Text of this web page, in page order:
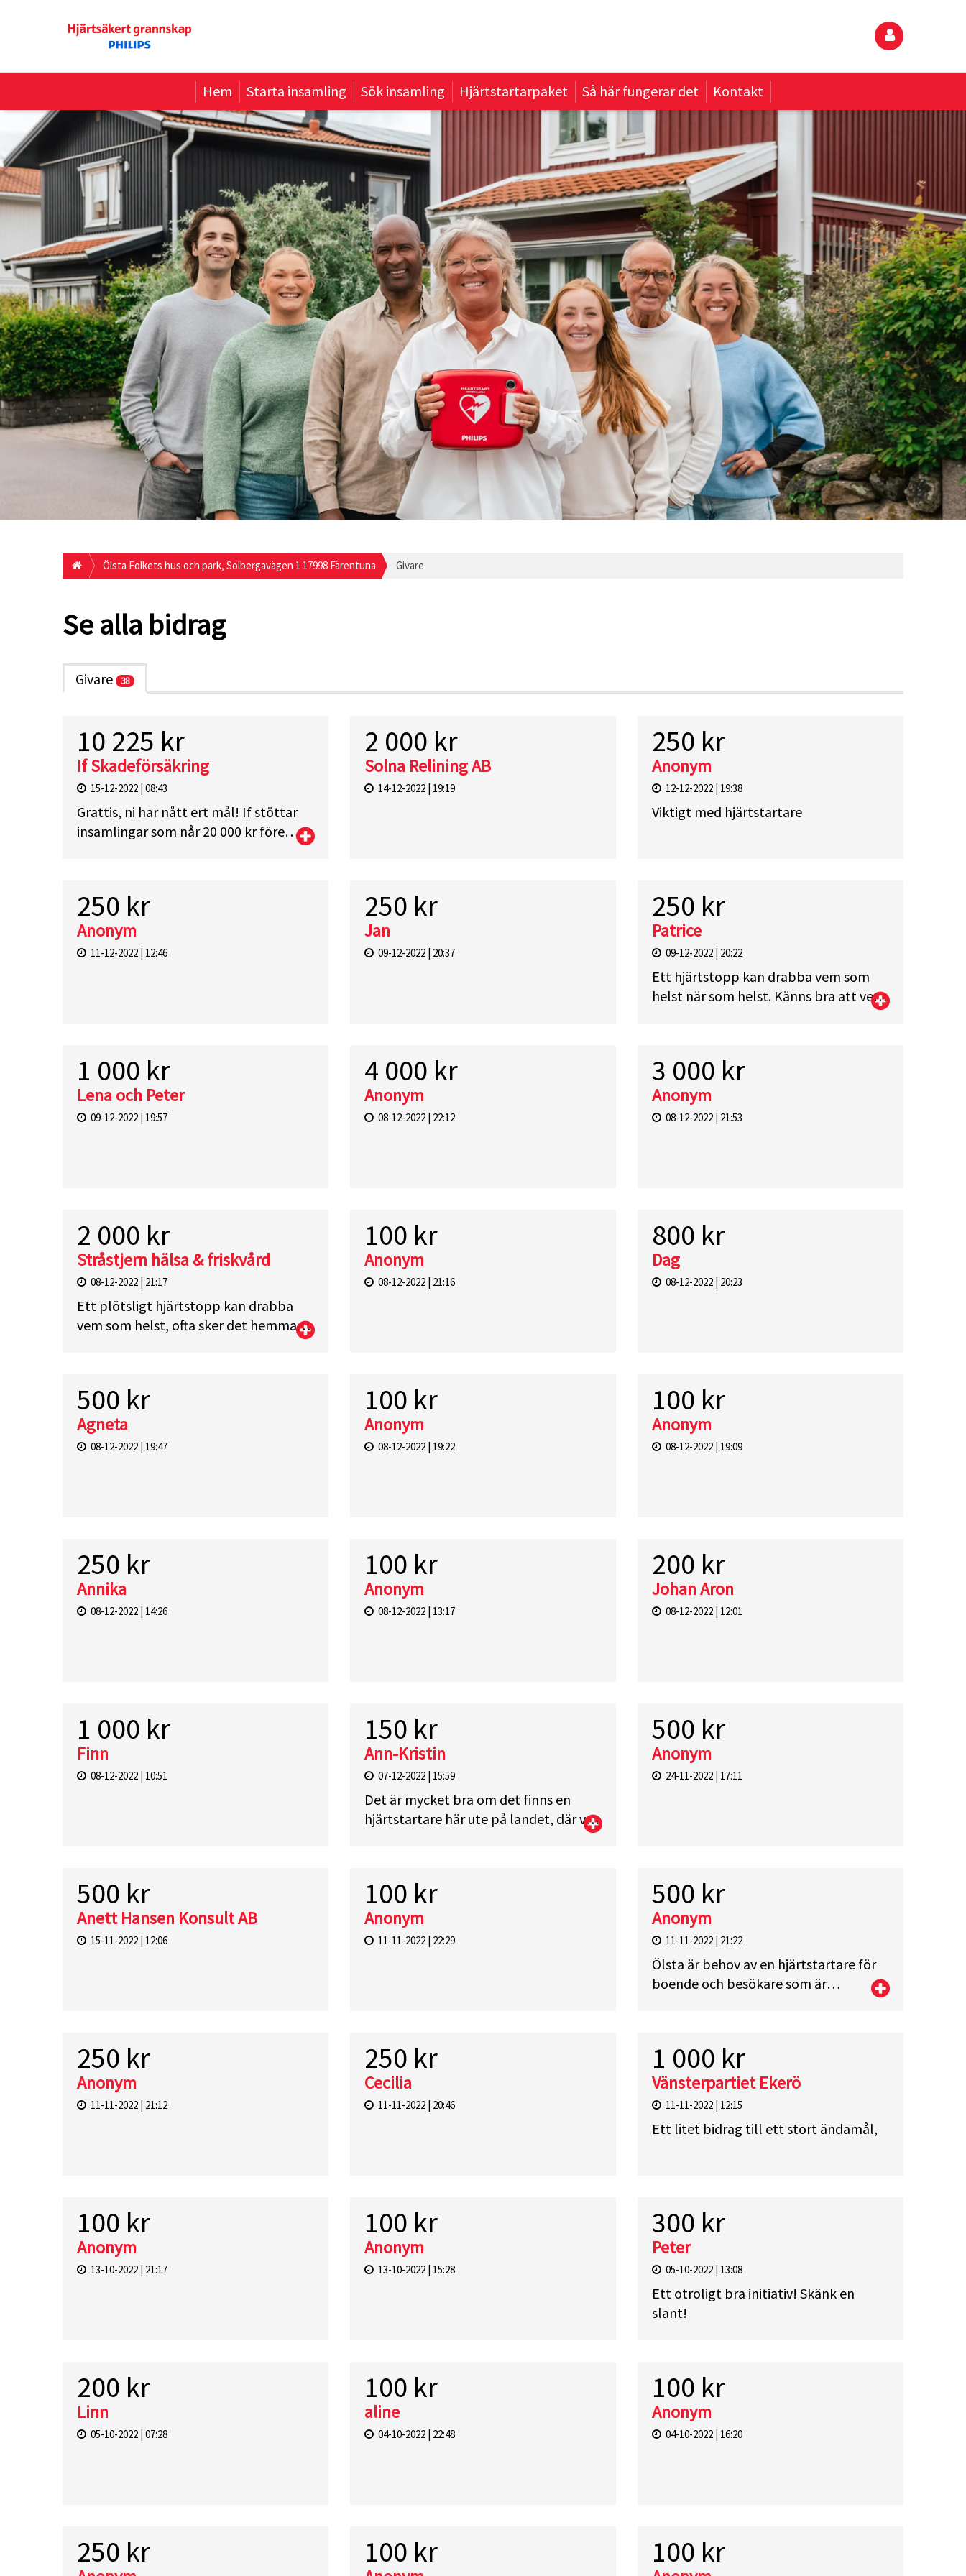
Hem Starta insamling Sök insamling Hjärtstartarpaket Så här fungerar det Kontakt
Ölsta Folkets hus och park, Solbergavägen 1 17998 Färentuna Givare
Se alla bidrag
Givare 38
10 225 kr
If Skadeförsäkring
15-12-2022 | 08:43
Grattis, ni har nått ert mål! If stöttar
insamlingar som når 20 000 kr före
2 000 kr
Solna Relining AB
14-12-2022 | 19:19
250 kr
Anonym
12-12-2022 | 19:38
Viktigt med hjärtstartare
250 kr
Anonym
11-12-2022 | 12:46
250 kr
Jan
09-12-2022 | 20:37
250 kr
Patrice
09-12-2022 | 20:22
Ett hjärtstopp kan drabba vem som
helst när som helst. Känns bra att veta
1 000 kr
Lena och Peter
09-12-2022 | 19:57
4 000 kr
Anonym
08-12-2022 | 22:12
3 000 kr
Anonym
08-12-2022 | 21:53
2 000 kr
Stråstjern hälsa & friskvård
08-12-2022 | 21:17
Ett plötsligt hjärtstopp kan drabba
vem som helst, ofta sker det hemma
och vi har lång väg till sjukhuset. Så en
Mickaella
100 kr
Anonym
08-12-2022 | 21:16
800 kr
Dag
08-12-2022 | 20:23
500 kr
Agneta
08-12-2022 | 19:47
100 kr
Anonym
08-12-2022 | 19:22
100 kr
Anonym
08-12-2022 | 19:09
250 kr
Annika
08-12-2022 | 14:26
100 kr
Anonym
08-12-2022 | 13:17
200 kr
Johan Aron
08-12-2022 | 12:01
1 000 kr
Finn
08-12-2022 | 10:51
150 kr
Ann-Kristin
07-12-2022 | 15:59
Det är mycket bra om det finns en
hjärtstartare här ute på landet, där vi
500 kr
Anonym
24-11-2022 | 17:11
500 kr
Anett Hansen Konsult AB
15-11-2022 | 12:06
100 kr
Anonym
11-11-2022 | 22:29
500 kr
Anonym
11-11-2022 | 21:22
Ölsta är behov av en hjärtstartare för
boende och besökare som är
250 kr
Anonym
11-11-2022 | 21:12
250 kr
Cecilia
11-11-2022 | 20:46
1 000 kr
Vänsterpartiet Ekerö
11-11-2022 | 12:15
Ett litet bidrag till ett stort ändamål,
100 kr
Anonym
13-10-2022 | 21:17
100 kr
Anonym
13-10-2022 | 15:28
300 kr
Peter
05-10-2022 | 13:08
Ett otroligt bra initiativ! Skänk en
slant!
200 kr
Linn
05-10-2022 | 07:28
100 kr
aline
04-10-2022 | 22:48
100 kr
Anonym
04-10-2022 | 16:20
250 kr 100 kr 100 kr